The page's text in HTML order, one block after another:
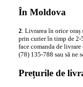
În Moldova
2 . Livrarea în orice
prin curier în timp de 2-
face comanda de
(78) 135-788 sau să ne
Prețurile de